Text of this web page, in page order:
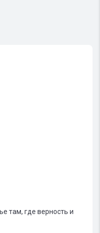
там, где верность и